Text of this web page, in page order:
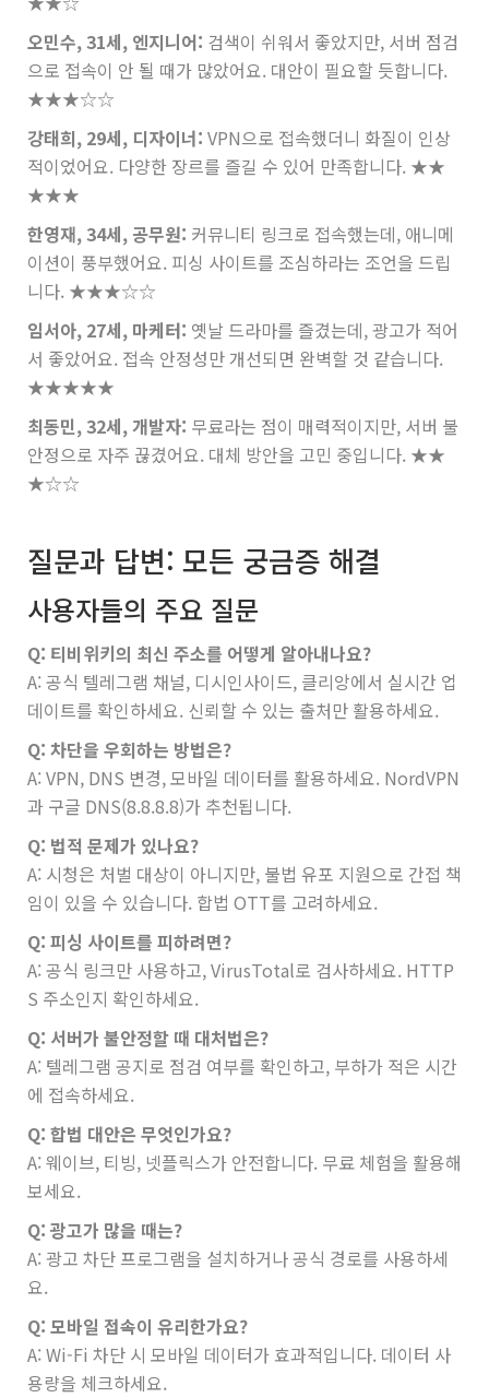
오민수, 31세, 엔지니어: 검색이 쉬워서 좋았지만, 서버 점검
으로 접속이 안 될 때가 많았어요. 대안이 필요할 듯합니다.
★★★☆☆
강태희, 29세, 디자이너: VPN으로 접속했더니 화질이 인상
적이었어요. 다양한 장르를 즐길 수 있어 만족합니다. ★★
★★★
한영재, 34세, 공무원: 커뮤니티 링크로 접속했는데, 애니메
이션이 풍부했어요. 피싱 사이트를 조심하라는 조언을 드립
니다. ★★★☆☆
임서아, 27세, 마케터: 옛날 드라마를 즐겼는데, 광고가 적어
서 좋았어요. 접속 안정성만 개선되면 완벽할 것 같습니다.
★★★★★
최동민, 32세, 개발자: 무료라는 점이 매력적이지만, 서버 불
안정으로 자주 끊겼어요. 대체 방안을 고민 중입니다. ★★
★☆☆
질문과 답변: 모든 궁금증 해결
사용자들의 주요 질문
Q: 티비위키의 최신 주소를 어떻게 알아내나요?
A: 공식 텔레그램 채널, 디시인사이드, 클리앙에서 실시간 업
데이트를 확인하세요. 신뢰할 수 있는 출처만 활용하세요.
Q: 차단을 우회하는 방법은?
A: VPN, DNS 변경, 모바일 데이터를 활용하세요. NordVPN
과 구글 DNS(8.8.8.8)가 추천됩니다.
Q: 법적 문제가 있나요?
A: 시청은 처벌 대상이 아니지만, 불법 유포 지원으로 간접 책
임이 있을 수 있습니다. 합법 OTT를 고려하세요.
Q: 피싱 사이트를 피하려면?
A: 공식 링크만 사용하고, VirusTotal로 검사하세요. HTTP
S 주소인지 확인하세요.
Q: 서버가 불안정할 때 대처법은?
A: 텔레그램 공지로 점검 여부를 확인하고, 부하가 적은 시간
에 접속하세요.
Q: 합법 대안은 무엇인가요?
A: 웨이브, 티빙, 넷플릭스가 안전합니다. 무료 체험을 활용해
보세요.
Q: 광고가 많을 때는?
A: 광고 차단 프로그램을 설치하거나 공식 경로를 사용하세
요.
Q: 모바일 접속이 유리한가요?
A: Wi-Fi 차단 시 모바일 데이터가 효과적입니다. 데이터 사
용량을 체크하세요.